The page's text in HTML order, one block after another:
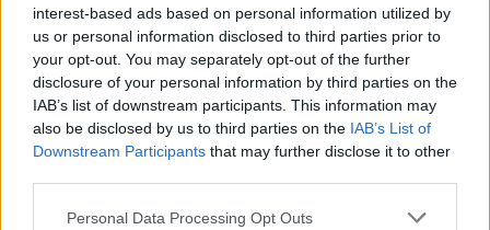
interest-based ads based on personal information utilized by
us or personal information disclosed to third parties prior to
your opt-out. You may separately opt-out of the further
disclosure of your personal information by third parties on the
IAB’s list of downstream participants. This information may
also be disclosed by us to third parties on the IAB’s List of
Downstream Participants that may further disclose it to other
Please note that this website/app uses one or more Google
Personal Data Processing Opt Outs
Ωστόσο, καθώςο τουρισμός γίνεται πιο
δημοφιλής, οι εταιρείες ανταγωνίζονται για
να προσφέρουν ξεχωριστές εμπειρίες που
είναι πιο συναρπαστικές από το να
φωτογραφίζεις τους παγετώνες από το
κατάστρωμα ενός πλοίου. Πέρυσι, για
παράδειγμα, μια εταιρεία με το όνομα White
Desert οργάνωσε μια πολυτελή